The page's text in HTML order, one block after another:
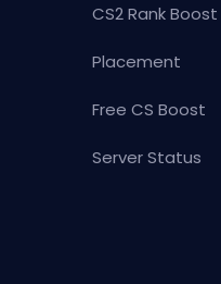
CS2 Rank Boost
Placement
Free CS Boost
Server Status